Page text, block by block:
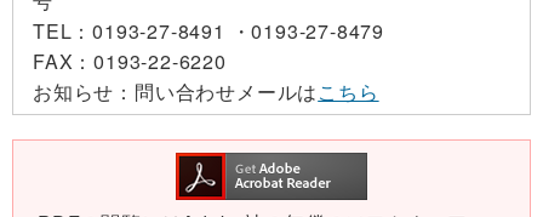
TEL：0193-27-8491 ・0193-27-8479
FAX：0193-22-6220
お知らせ： 問い合わせメールはこちら